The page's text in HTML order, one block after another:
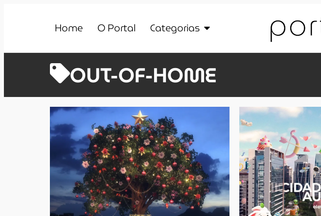
Home O Portal Categorias
OUT-OF-HOME